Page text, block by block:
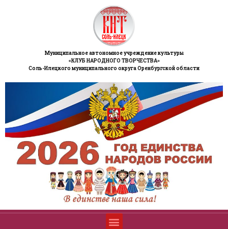
Муниципальное автономное учреждение культуры
«КЛУБ НАРОДНОГО ТВОРЧЕСТВА»
Соль-Илецкого муниципального округа Оренбургской области